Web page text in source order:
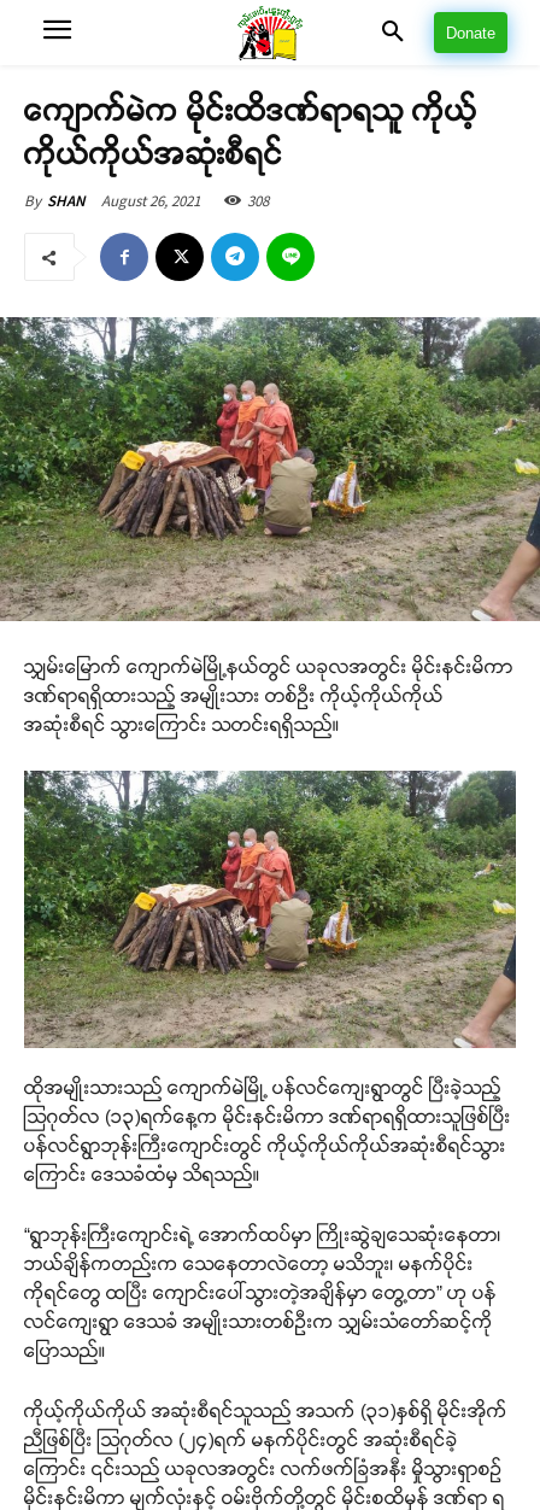
Donate
ကျောက်မဲက မိုင်းထိဒဏ်ရာရသူ ကိုယ့်
ကိုယ်ကိုယ်အဆုံးစီရင်
By SHAN August 26, 2021 308
သျှမ်းမြောက် ကျောက်မဲမြို့နယ်တွင် ယခုလအတွင်း မိုင်းနင်းမိကာ
ဒဏ်ရာရရှိထားသည့် အမျိုးသား တစ်ဦး ကိုယ့်ကိုယ်ကိုယ်
အဆုံးစီရင် သွားကြောင်း သတင်းရရှိသည်။
ထိုအမျိုးသားသည် ကျောက်မဲမြို့ ပန်လင်ကျေးရွာတွင် ပြီးခဲ့သည့်
သြဂုတ်လ (၁၃)ရက်နေ့က မိုင်းနင်းမိကာ ဒဏ်ရာရရှိထားသူဖြစ်ပြီး
ပန်လင်ရွာဘုန်းကြီးကျောင်းတွင် ကိုယ့်ကိုယ်ကိုယ်အဆုံးစီရင်သွား
ကြောင်း ဒေသခံထံမှ သိရသည်။
“ရွာဘုန်းကြီးကျောင်းရဲ့ အောက်ထပ်မှာ ကြိုးဆွဲချသေဆုံးနေတာ၊
ဘယ်ချိန်ကတည်းက သေနေတာလဲတော့ မသိဘူး၊ မနက်ပိုင်း
ကိုရင်တွေ ထပြီး ကျောင်းပေါ်သွားတဲ့အချိန်မှာ တွေ့တာ” ဟု ပန်
လင်ကျေးရွာ ဒေသခံ အမျိုးသားတစ်ဦးက သျှမ်းသံတော်ဆင့်ကို
ပြောသည်။
ကိုယ့်ကိုယ်ကိုယ် အဆုံးစီရင်သူသည် အသက် (၃၁)နှစ်ရှိ မိုင်းအိုက်
ညီဖြစ်ပြီး သြဂုတ်လ (၂၄)ရက် မနက်ပိုင်းတွင် အဆုံးစီရင်ခဲ့
ကြောင်း ၎င်းသည် ယခုလအတွင်း လက်ဖက်ခြံအနီး မှိုသွားရှာစဉ်
မိုင်းနင်းမိကာ မျက်လုံးနှင့် ဝမ်းဗိုက်တို့တွင် မိုင်းစထိမှန် ဒဏ်ရာ ရ